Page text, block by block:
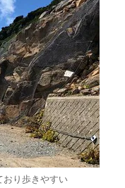
り歩きやすい